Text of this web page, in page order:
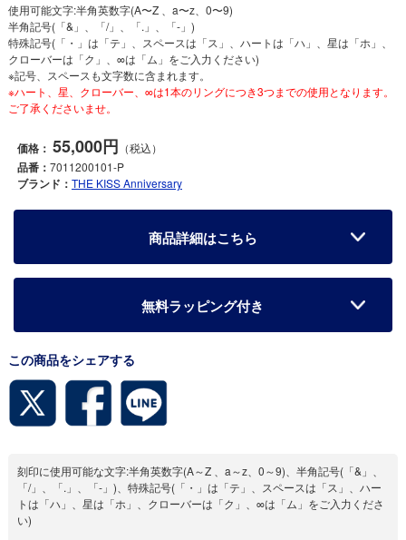
使用可能文字:半角英数字(A〜Z 、a〜z、0〜9)
半角記号(「&」、「/」、「.」、「-」)
特殊記号(「・」は「テ」、スペースは「ス」、ハートは「ハ」、星は「ホ」、
クローバーは「ク」、∞は「ム」をご入力ください)
※記号、スペースも文字数に含まれます。
※ハート、星、クローバー、∞は1本のリングにつき3つまでの使用となります。
ご了承くださいませ。
価格： 55,000円 （税込）
品番： 7011200101-P
ブランド： THE KISS Anniversary
商品詳細はこちら
無料ラッピング付き
この商品をシェアする
刻印に使用可能な文字:半角英数字(A～Z 、a～z、0～9)、半角記号(「&」、
「/」、「.」、「-」)、特殊記号(「・」は「テ」、スペースは「ス」、ハー
トは「ハ」、星は「ホ」、クローバーは「ク」、∞は「ム」をご入力くださ
い)